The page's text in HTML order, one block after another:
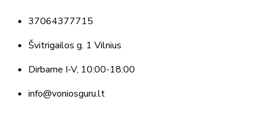
37064377715
Švitrigailos g. 1 Vilnius
Dirbame I-V, 10:00-18:00
info@voniosguru.lt